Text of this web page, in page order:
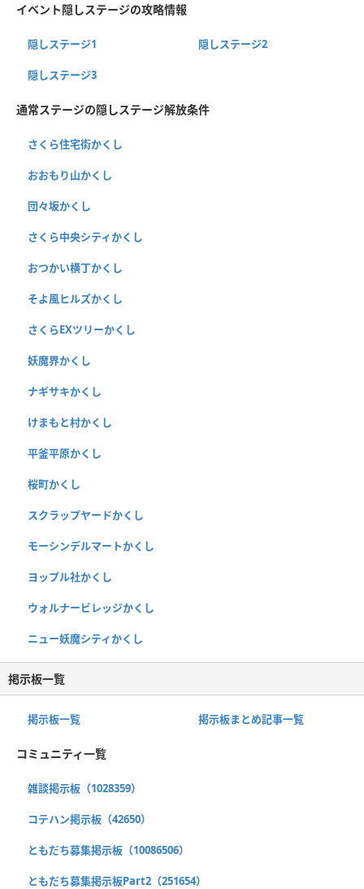
イベント隠しステージの攻略情報
隠しステージ1 隠しステージ2
隠しステージ3
通常ステージの隠しステージ解放条件
さくら住宅街かくし
おおもり山かくし
団々坂かくし
さくら中央シティかくし
おつかい横丁かくし
そよ風ヒルズかくし
さくらEXツリーかくし
妖魔界かくし
ナギサキかくし
けまもと村かくし
平釜平原かくし
桜町かくし
スクラップヤードかくし
モーシンデルマートかくし
ヨップル社かくし
ウォルナービレッジかくし
ニュー妖魔シティかくし
掲示板一覧
掲示板一覧 掲示板まとめ記事一覧
コミュニティ一覧
雑談掲示板（1028359）
コテハン掲示板（42650）
ともだち募集掲示板（10086506）
ともだち募集掲示板Part2（251654）